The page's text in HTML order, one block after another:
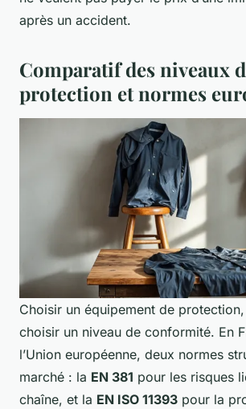
après un accident.
Comparatif des niveaux
protection et normes
Choisir un équipement de protection,
choisir un niveau de conformité. En
l’Union européenne, deux normes
marché : la EN 381 pour les risques
chaîne, et la EN ISO 11393 pour la